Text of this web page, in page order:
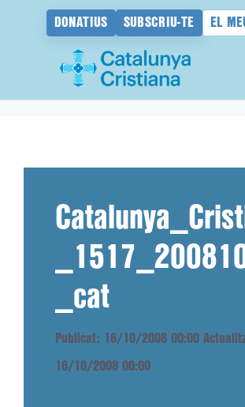
DONATIUS SUBSCRIU-TE EL
_cat
Publicat: 16/10/2008 00:00
16/10/2008 00:00